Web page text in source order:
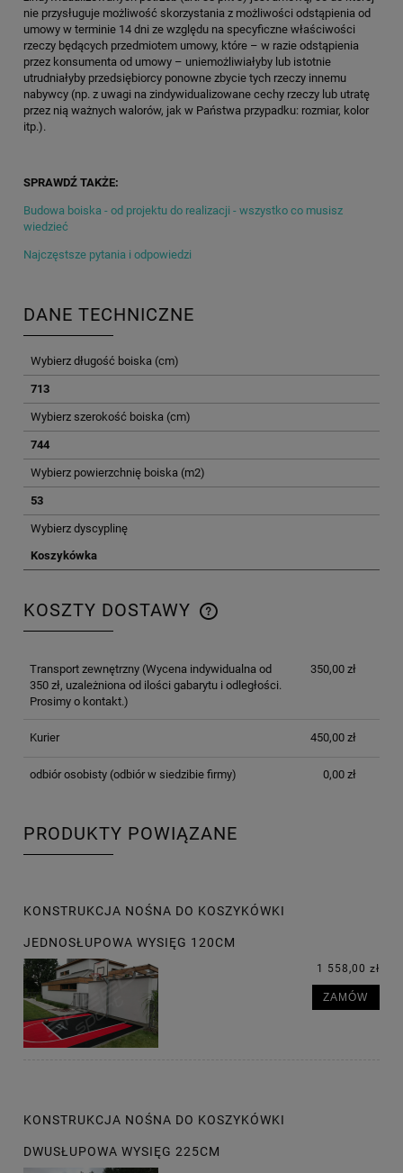
nie przysługuje możliwość skorzystania z możliwości odstąpienia od
umowy w terminie 14 dni ze względu na specyficzne właściwości
rzeczy będących przedmiotem umowy, które – w razie odstąpienia
przez konsumenta od umowy – uniemożliwiałyby lub istotnie
utrudniałyby przedsiębiorcy ponowne zbycie tych rzeczy innemu
nabywcy (np. z uwagi na zindywidualizowane cechy rzeczy lub utratę
przez nią ważnych walorów, jak w Państwa przypadku: rozmiar, kolor
itp.).
SPRAWDŹ TAKŻE:
Budowa boiska - od projektu do realizacji - wszystko co musisz
wiedzieć
Najczęstsze pytania i odpowiedzi
DANE TECHNICZNE
Wybierz długość boiska (cm)
713
Wybierz szerokość boiska (cm)
744
Wybierz powierzchnię boiska (m2)
53
Wybierz dyscyplinę
Koszykówka
KOSZTY DOSTAWY
CENA NIE ZAWIERA EWENTUALNYCH KOSZTÓW
Transport zewnętrzny(Wycena indywidualna od
350 zł, uzależniona od ilości gabarytu i odległości.
Prosimy o kontakt.)
350,00 zł
Kurier 450,00 zł
odbiór osobisty(odbiór w siedzibie firmy) 0,00 zł
PRODUKTY POWIĄZANE
KONSTRUKCJA NOŚNA DO KOSZYKÓWKI
JEDNOSŁUPOWA WYSIĘG 120CM
1 558,00 zł
ZAMÓW
KONSTRUKCJA NOŚNA DO KOSZYKÓWKI
DWUSŁUPOWA WYSIĘG 225CM